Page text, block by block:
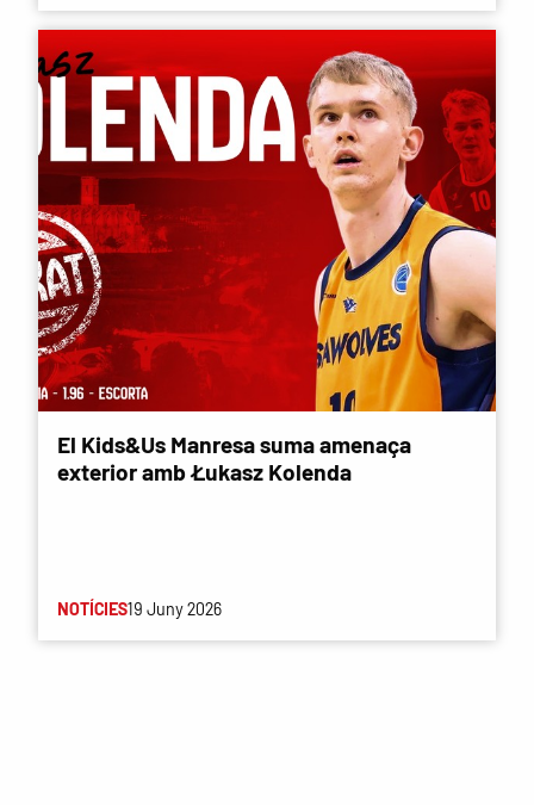
El Kids&Us Manresa suma amenaça
exterior amb Łukasz Kolenda
NOTÍCIES19 Juny 2026